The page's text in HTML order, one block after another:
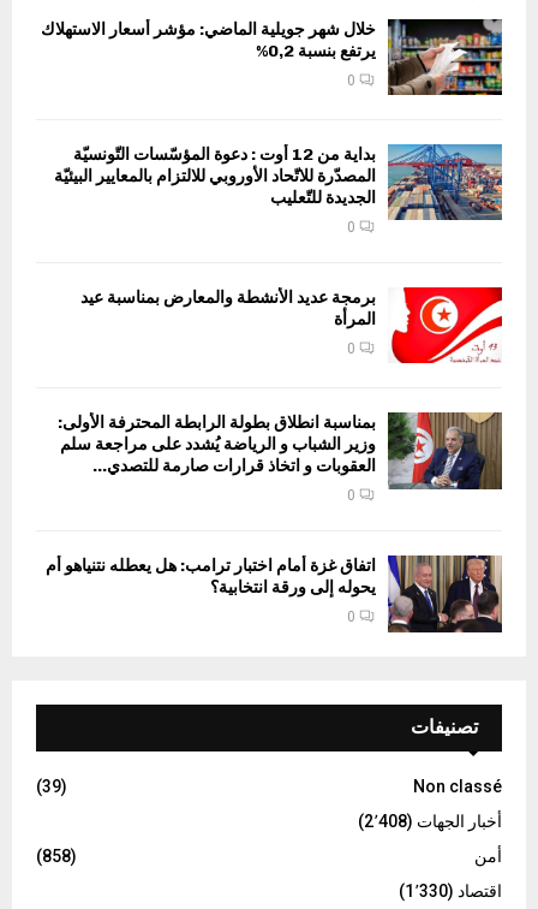
خلال شهر جويلية الماضي: مؤشر أسعار الاستهلاك
يرتفع بنسبة 0,2%
0
بداية من 12 أوت : دعوة المؤسّسات التّونسيّة
المصدّرة للاتّحاد الأوروبي للالتزام بالمعايير البيئيّة
الجديدة للتّعليب
0
برمجة عديد الأنشطة والمعارض بمناسبة عيد
المرأة
0
بمناسبة انطلاق بطولة الرابطة المحترفة الأولى:
وزير الشباب و الرياضة يُشدد على مراجعة سلم
العقوبات و اتخاذ قرارات صارمة للتصدي...
0
اتفاق غزة أمام اختبار ترامب: هل يعطله نتنياهو أم
يحوله إلى ورقة انتخابية؟
0
تصنيفات
Non classé
(39)
أخبار الجهات (2٬408)
أمن
(858)
اقتصاد (1٬330)